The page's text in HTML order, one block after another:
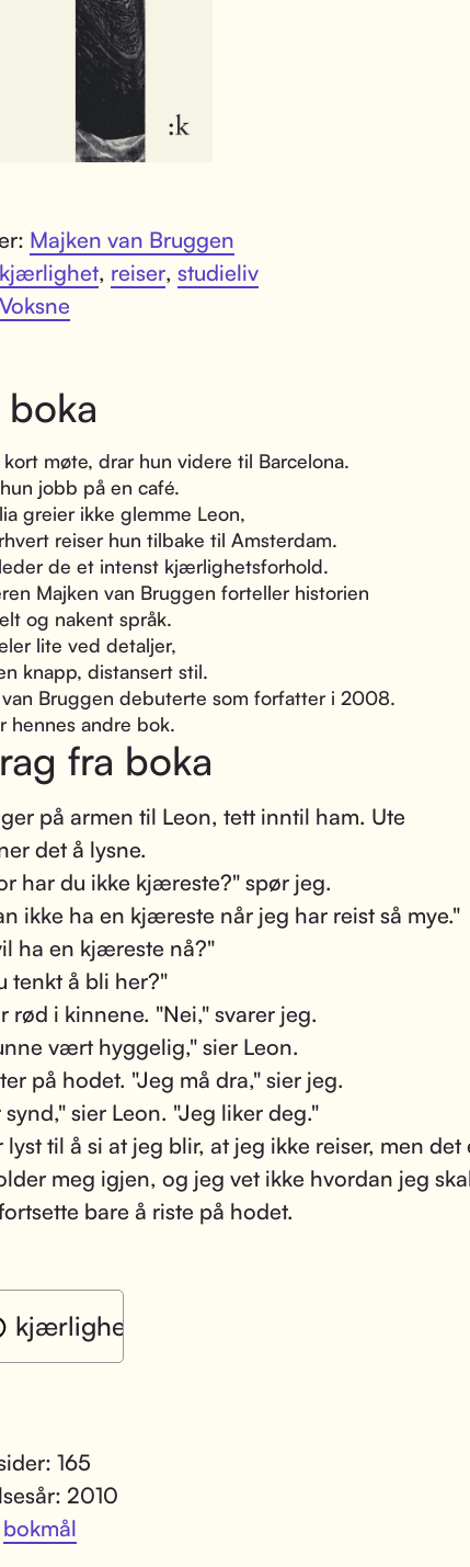
Majken van Bruggen
kjærlighet, reiser, studieliv
Voksne
møte, drar hun videre til Barcelona.
jobb på en café.
greier ikke glemme Leon,
reiser hun tilbake til Amsterdam.
de et intenst kjærlighetsforhold.
Majken van Bruggen forteller historien
og nakent språk.
lite ved detaljer,
knapp, distansert stil.
van Bruggen debuterte som forfatter i 2008.
hennes andre bok.
fra boka
på armen til Leon, tett inntil ham. Ute
det å lysne.
har du ikke kjæreste?" spør jeg.
ikke ha en kjæreste når jeg har reist så mye."
ha en kjæreste nå?"
tenkt å bli her?"
rød i kinnene. "Nei," svarer jeg.
vært hyggelig," sier Leon.
på hodet. "Jeg må dra," sier jeg.
synd," sier Leon. "Jeg liker deg."
lyst til å si at jeg blir, at jeg ikke reiser, men det
meg igjen, og jeg vet ikke hvordan jeg
bare å riste på hodet.
kjærlighet
165
2010
bokmål